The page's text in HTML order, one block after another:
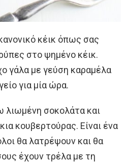
κέικ όπως σας
στο ψημένο κέικ.
γάλα με γεύση καραμέλα
για μία ώρα.
λιωμένη σοκολάτα και
κουβερτούρας. Είναι ένα
θα λατρέψουν και θα
έχουν τρέλα με τη